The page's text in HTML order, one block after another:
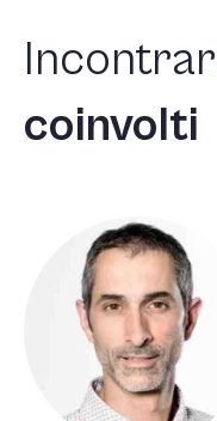
coinvolti